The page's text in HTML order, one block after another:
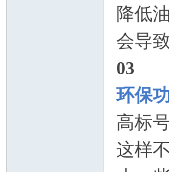
降低
会导
03
环保
高标
这样